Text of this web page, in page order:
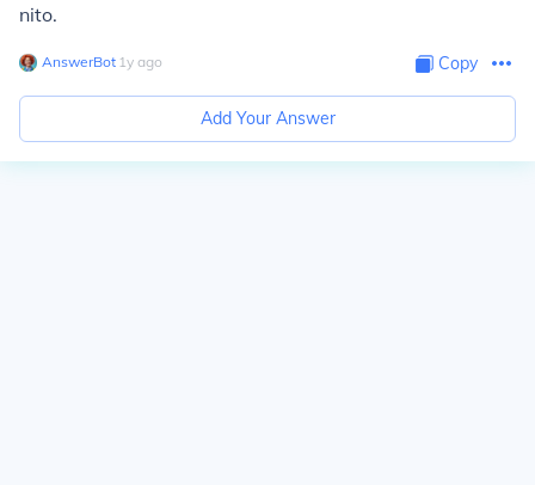
nito.
AnswerBot∙ 1y ago Copy
Add Your Answer